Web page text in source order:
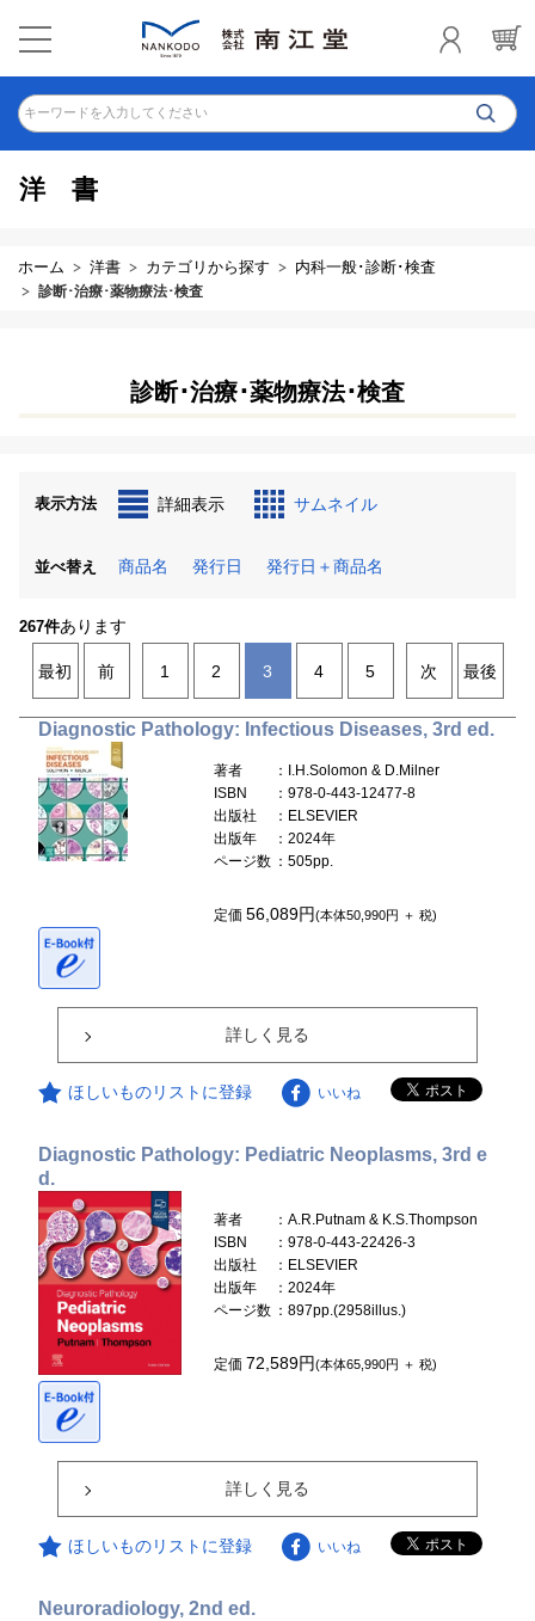
キーワードを入力してください
洋書
ホーム 洋書 カテゴリから探す 内科一般･診断･検査
診断･治療･薬物療法･検査
診断･治療･薬物療法･検査
表示方法 詳細表示 サムネイル
並べ替え 商品名 発行日 発行日＋商品名
267件あります
最初 前 1 2 3 4 5 次 最後
Diagnostic Pathology: Infectious Diseases, 3rd ed.
著者
：I.H.Solomon & D.Milner
ISBN
：978-0-443-12477-8
出版社
：ELSEVIER
出版年
：2024年
ページ数 ：505pp.
定価56,089円(本体50,990円 ＋ 税)
詳しく見る
ほしいものリストに登録 いいね
Diagnostic Pathology: Pediatric Neoplasms, 3rd e
d.
著者
：A.R.Putnam & K.S.Thompson
ISBN
：978-0-443-22426-3
出版社
：ELSEVIER
出版年
：2024年
ページ数 ：897pp.(2958illus.)
定価 72,589円(本体65,990円 ＋ 税)
詳しく見る
ほしいものリストに登録 いいね
Neuroradiology, 2nd ed.